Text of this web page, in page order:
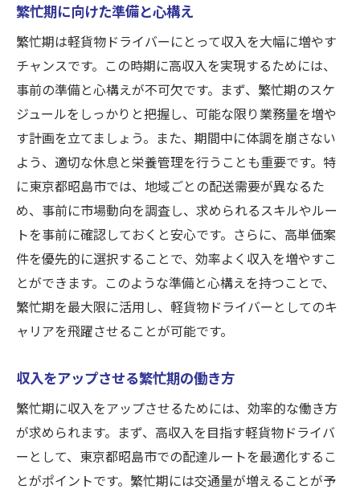
繁忙期に向けた準備と心構え
繁忙期は軽貨物ドライバーにとって収入を大幅に増やす
チャンスです。この時期に高収入を実現するためには、
事前の準備と心構えが不可欠です。まず、繁忙期のスケ
ジュールをしっかりと把握し、可能な限り業務量を増や
す計画を立てましょう。また、期間中に体調を崩さない
よう、適切な休息と栄養管理を行うことも重要です。特
に東京都昭島市では、地域ごとの配送需要が異なるた
め、事前に市場動向を調査し、求められるスキルやルー
トを事前に確認しておくと安心です。さらに、高単価案
件を優先的に選択することで、効率よく収入を増やすこ
とができます。このような準備と心構えを持つことで、
繁忙期を最大限に活用し、軽貨物ドライバーとしてのキ
ャリアを飛躍させることが可能です。
収入をアップさせる繁忙期の働き方
繁忙期に収入をアップさせるためには、効率的な働き方
が求められます。まず、高収入を目指す軽貨物ドライバ
ーとして、東京都昭島市での配達ルートを最適化するこ
とがポイントです。繁忙期には交通量が増えることが予